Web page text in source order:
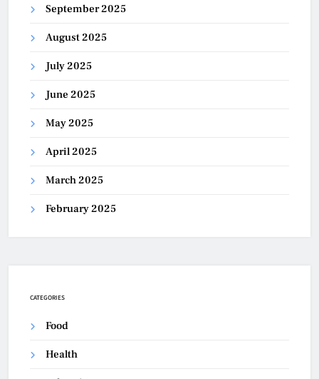
September 2025
August 2025
July 2025
June 2025
May 2025
April 2025
March 2025
February 2025
CATEGORIES
Food
Health